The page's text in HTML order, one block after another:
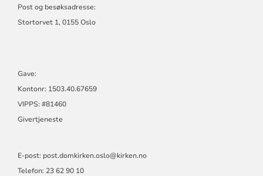
Post og besøksadresse:
Stortorvet 1, 0155 Oslo
Gave:
Kontonr: 1503.40.67659
VIPPS: #81460
Givertjeneste
E-post: post.domkirken.oslo@kirken.no
Telefon: 23 62 90 10